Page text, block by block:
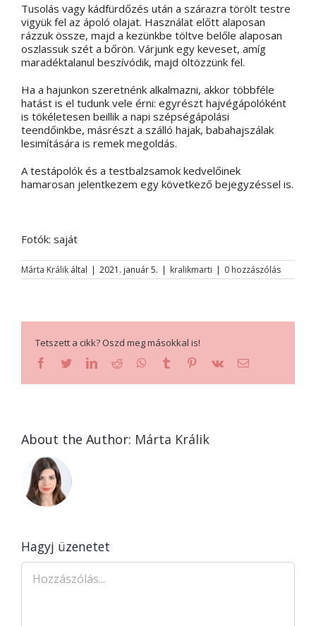
Tusolás vagy kádfürdőzés után a szárazra törölt testre
vigyük fel az ápoló olajat. Használat előtt alaposan
rázzuk össze, majd a kezünkbe töltve belőle alaposan
oszlassuk szét a bőrön. Várjunk egy keveset, amíg
maradéktalanul beszívódik, majd öltözzünk fel.
Ha a hajunkon szeretnénk alkalmazni, akkor többféle
hatást is el tudunk vele érni: egyrészt hajvégápolóként
is tökéletesen beillik a napi szépségápolási
teendőinkbe, másrészt a szálló hajak, babahajszálak
lesimítására is remek megoldás.
A testápolók és a testbalzsamok kedvelőinek
hamarosan jelentkezem egy következő bejegyzéssel is.
Fotók: saját
Márta Králik által | 2021. január 5. | kralikmarti | 0 hozzászólás
Tetszett a cikk? Oszd meg másokkal is!
facebook
twitterlinkedinreddit whatsapp
tumblr pinterest
vk Email:
About the Author: Márta Králik
Hagyj üzenetet
Hozzászólás